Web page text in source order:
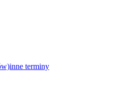
inne terminy